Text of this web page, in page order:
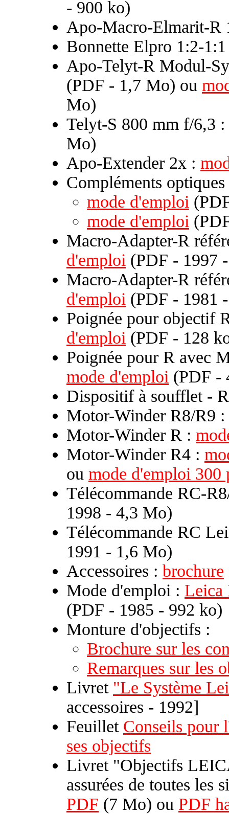
- 900 ko)
Apo-Macro-Elmarit-
Bonnette Elpro 1:2-
Apo-Telyt-R Modul-
(PDF - 1,7 Mo) ou
Mo)
Telyt-S 800 mm f/6,3 :
Mo)
Apo-Extender 2x :
Compléments
mode d'emploi
mode d'emploi
Macro-Adapter-R
d'emploi (PDF - 1997
Macro-Adapter-R
d'emploi (PDF - 1981
Poignée pour objectif
d'emploi (PDF - 128
Poignée pour R avec
mode d'emploi (PDF -
Dispositif à soufflet -
Motor-Winder R8/R9 :
Motor-Winder R :
Motor-Winder R4 :
ou mode d'emploi 300
Télécommande RC-
1998 - 4,3 Mo)
Télécommande RC
1991 - 1,6 Mo)
Accessoires : brochure
Mode d'emploi : Leica
(PDF - 1985 - 992 ko)
Monture d'objectifs :
Brochure sur les
Remarques sur les
Livret "Le Système
accessoires - 1992]
Feuillet Conseils pour
ses objectifs
Livret "Objectifs
assurées de toutes les
PDF (7 Mo) ou PDF